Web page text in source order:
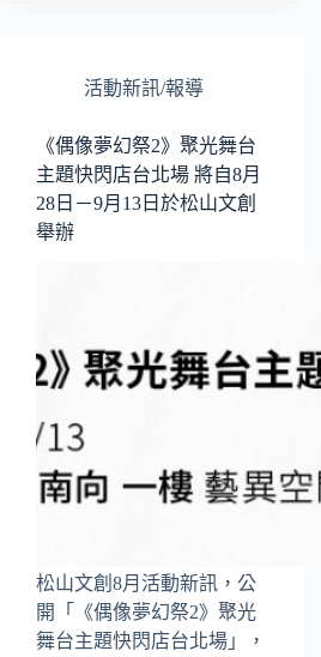
活動新訊/報導
《偶像夢幻祭2》聚光舞台
主題快閃店台北場 將自8月
28日－9月13日於松山文創
舉辦
松山文創8月活動新訊，公
開「《偶像夢幻祭2》聚光
舞台主題快閃店台北場」，